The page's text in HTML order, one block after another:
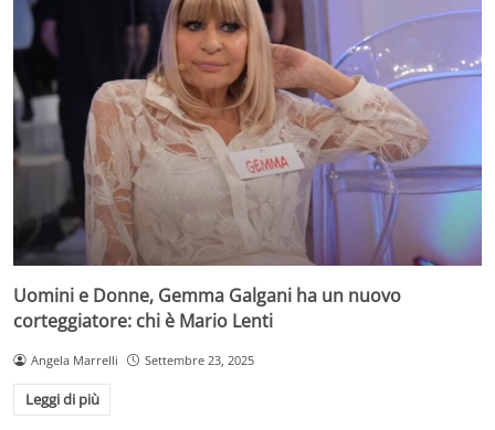
Uomini e Donne, Gemma Galgani ha un nuovo
corteggiatore: chi è Mario Lenti
Angela Marrelli Settembre 23, 2025
Leggi di più